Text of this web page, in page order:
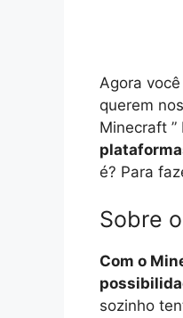
Agora
querem
Minecraft ”
é? Para
Sobre
Com o
sozinho